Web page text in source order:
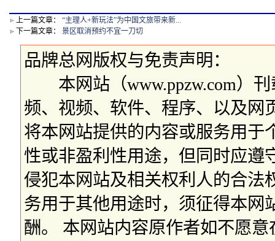
上一篇文章： “主理人+新玩法”为中国文旅带来新...
下一篇文章： 景区取消预约不宜一刀切
品牌总网版权与免责声明：
本网站（www.ppzw.com）刊
频、视频、软件、程序、以及网
将本网站提供的内容或服务用于
性或非盈利性用途，但同时应遵
侵犯本网站及相关权利人的合法
务用于其他用途时，须征得本网
酬。 本网站内容原作者如不愿